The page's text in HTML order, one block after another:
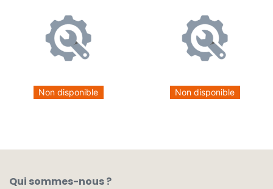
Non disponible Non disponible
Qui sommes-nous ?